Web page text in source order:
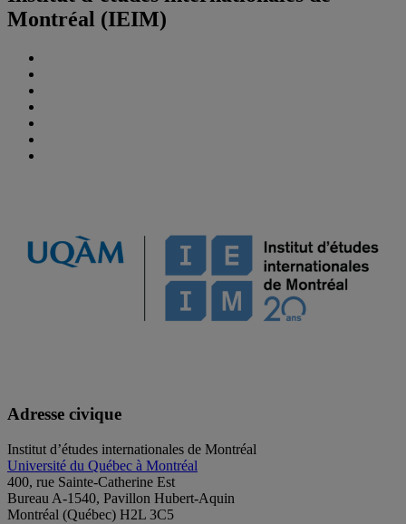
Montréal (IEIM)
Adresse civique
Institut d’études internationales de Montréal
Université du Québec à Montréal
400, rue Sainte-Catherine Est
Bureau A-1540, Pavillon Hubert-Aquin
Montréal (Québec) H2L 3C5